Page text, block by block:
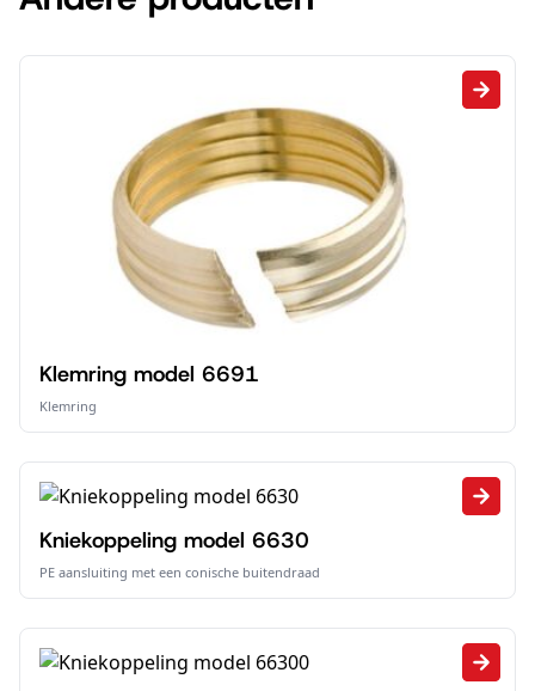
Klemring model 6691
Klemring
Kniekoppeling model 6630
PE aansluiting met een conische buitendraad